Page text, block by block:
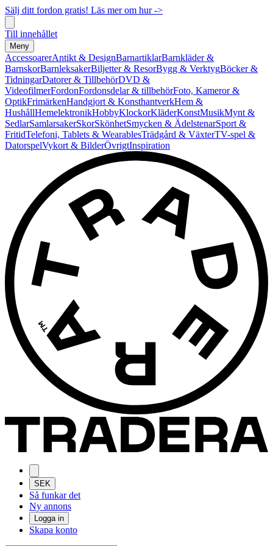
Sälj ditt fordon gratis! Läs mer om hur ->
Till innehållet
Meny
AccessoarerAntikt & DesignBarnartiklarBarnkläder &
BarnskorBarnleksakerBiljetter & ResorBygg & VerktygBöcker &
TidningarDatorer & TillbehörDVD &
VideofilmerFordonFordonsdelar & tillbehörFoto, Kameror &
OptikFrimärkenHandgjort & KonsthantverkHem &
HushållHemelektronikHobbyKlockorKläderKonstMusikMynt &
SedlarSamlarsakerSkorSkönhetSmycken & ÄdelstenarSport &
FritidTelefoni, Tablets & WearablesTrädgård & VäxterTV-spel &
DatorspelVykort & BilderÖvrigtInspiration
SEK
Så funkar det
Ny annons
Logga in
Skapa konto